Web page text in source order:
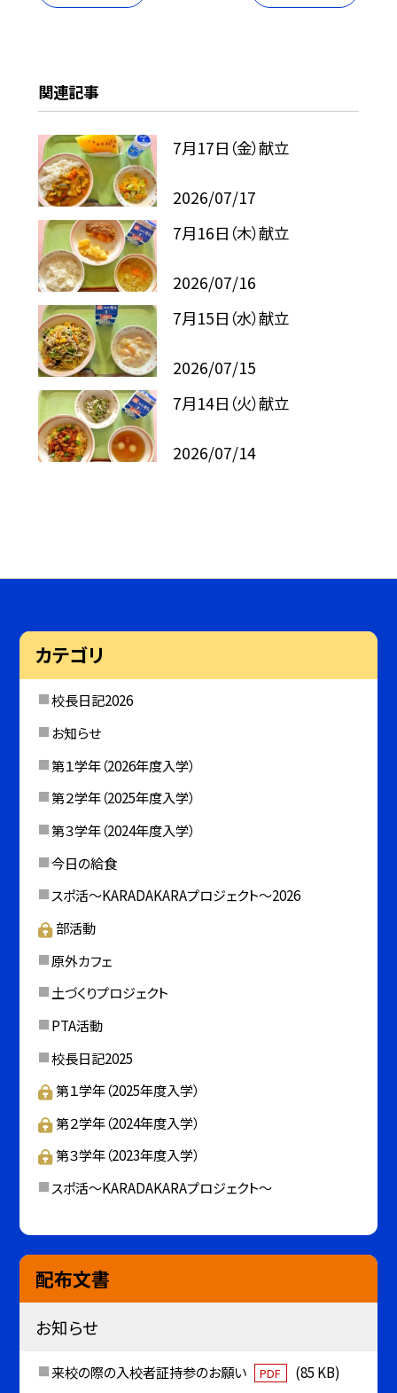
関連記事
7月17日（金）献立
2026/07/17
7月16日（木）献立
2026/07/16
7月15日（水）献立
2026/07/15
7月14日（火）献立
2026/07/14
カテゴリ
校長日記2026
お知らせ
第１学年（2026年度入学）
第２学年（2025年度入学）
第３学年（2024年度入学）
今日の給食
スポ活～KARADAKARAプロジェクト～2026
部活動
原外カフェ
土づくりプロジェクト
PTA活動
校長日記2025
第１学年（2025年度入学）
第２学年（2024年度入学）
第３学年（2023年度入学）
スポ活～KARADAKARAプロジェクト～
配布文書
お知らせ
来校の際の入校者証持参のお願い PDF (85 KB)